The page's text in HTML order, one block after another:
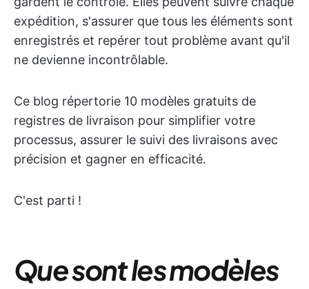
expédition, s'assurer que tous les éléments sont
enregistrés et repérer tout problème avant qu'il
ne devienne incontrôlable.
Ce blog répertorie 10 modèles gratuits de
registres de livraison pour simplifier votre
processus, assurer le suivi des livraisons avec
précision et gagner en efficacité.
C'est parti !
Que sont les modèles